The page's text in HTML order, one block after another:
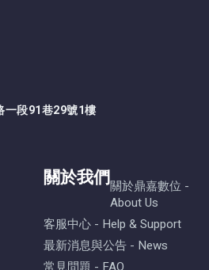
一段91巷29號1樓
關於我們關於鼎嘉數位 -
About Us
客服中心 - Help & Support
最新消息與公告 - News